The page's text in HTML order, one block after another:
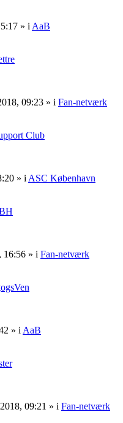
» i AaB
09:23 » i Fan-netværk
Club
» i ASC København
16:56 » i Fan-netværk
» i AaB
09:21 » i Fan-netværk